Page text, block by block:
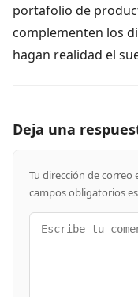
portafolio de
complementen los
hagan realidad el
Deja una
Tu dirección de correo
campos obligatorios